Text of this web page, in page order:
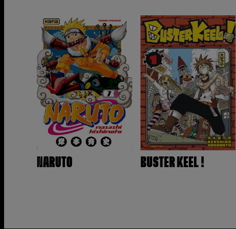
NARUTO BUSTER KEEL !